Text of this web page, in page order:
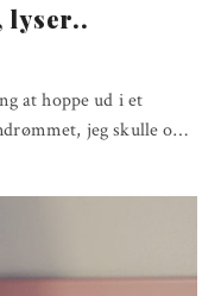
lyser..
at hoppe ud i et
jeg skulle o…